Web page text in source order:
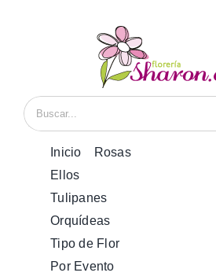
Buscar:
Inicio
Rosas
Ellos
Tulipanes
Orquídeas
Tipo de Flor
Por Evento